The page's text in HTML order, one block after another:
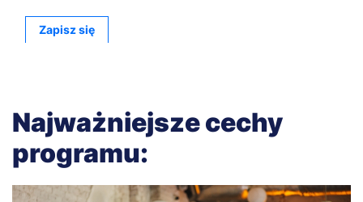
Zapisz się
Najważniejsze cechy
programu: